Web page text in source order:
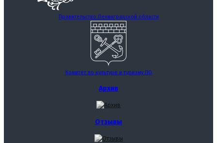
Правительство Ленинградской области
Комитет по культуре и туризму ЛО
Архив
Отзывы